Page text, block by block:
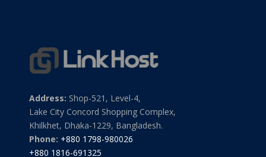
Address: Shop-521, Level-4,
Lake City Concord Shopping Complex,
Khilkhet, Dhaka-1229, Bangladesh.
Phone: +880 1798-980026
+880 1816-691325